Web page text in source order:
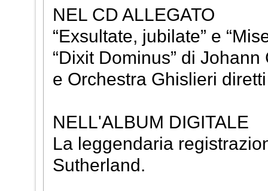
NEL CD ALLEGATO
“Exsultate, jubilate” e
“Dixit Dominus” di
e Orchestra Ghislieri
NELL'ALBUM DIGITALE
La leggendaria
Sutherland.